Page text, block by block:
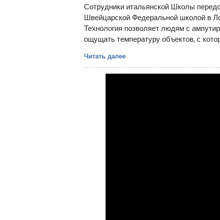
Сотрудники итальянской Школы
Швейцарской Федеральной школой в
Технология позволяет людям с
ощущать температуру объектов, с
Читать далее